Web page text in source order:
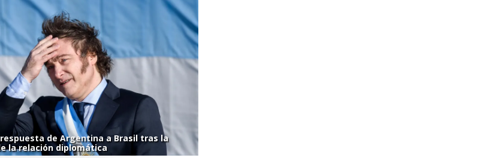
de Argentina a Brasil tras la
la relación diplomática